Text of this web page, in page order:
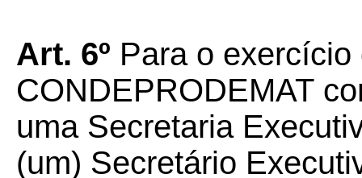
Art. 6º Para o
CONDEPRODEMAT
uma Secretaria
(um) Secretário